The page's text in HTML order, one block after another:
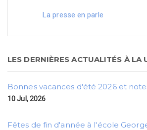
La presse en parle
LES DERNIÈRES ACTUALITÉS À LA
Bonnes vacances d'été 2026 et
10 Jul, 2026
Fêtes de fin d'année à l'école